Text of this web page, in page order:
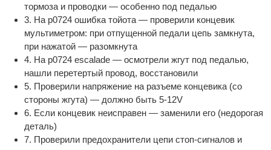
тормоза и проводки — особенно под педалью
3. На p0724 ошибка тойота — проверили концевик
мультиметром: при отпущенной педали цепь замкнута,
при нажатой — разомкнута
4. На p0724 escalade — осмотрели жгут под педалью,
нашли перетертый провод, восстановили
5. Проверили напряжение на разъеме концевика (со
стороны жгута) — должно быть 5-12V
6. Если концевик неисправен — заменили его (недорогая
деталь)
7. Проверили предохранители цепи стоп-сигналов и